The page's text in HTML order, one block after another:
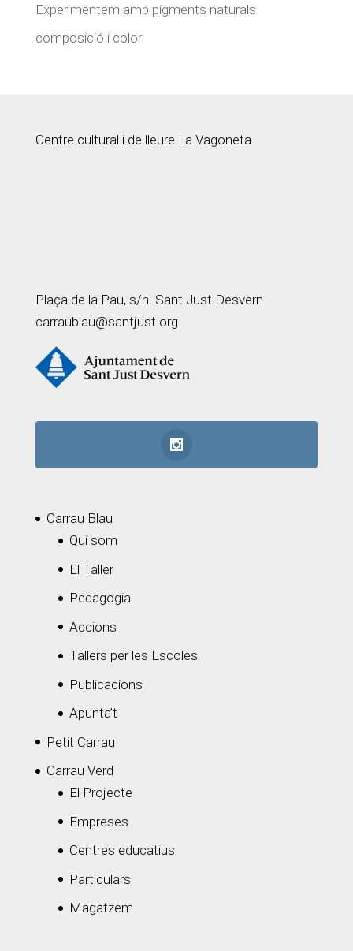
Experimentem amb pigments naturals
composició i color
Centre cultural i de lleure La Vagoneta
Plaça de la Pau, s/n. Sant Just Desvern
carraublau@santjust.org
Carrau Blau
Quí som
El Taller
Pedagogia
Accions
Tallers per les Escoles
Publicacions
Apunta’t
Petit Carrau
Carrau Verd
El Projecte
Empreses
Centres educatius
Particulars
Magatzem